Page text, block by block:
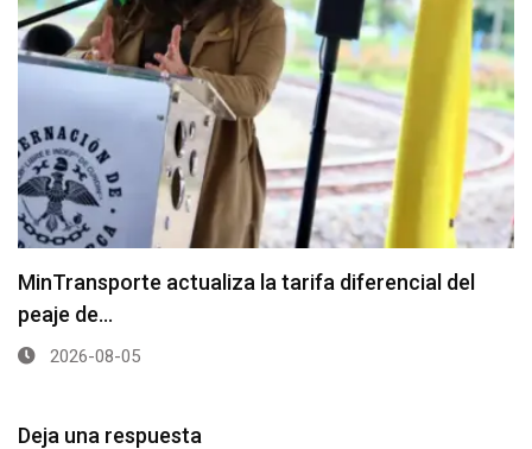
MinTransporte actualiza la tarifa diferencial del
peaje de…
2026-08-05
Deja una respuesta